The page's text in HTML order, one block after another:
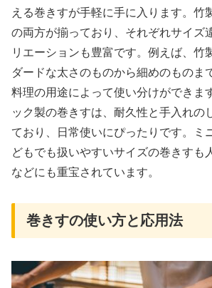
える巻きすが手軽に手に入ります。竹
の両方が揃っており、それぞれサイズ
リエーションも豊富です。例えば、竹
ダードな太さのものから細めのものま
料理の用途によって使い分けができま
ック製の巻きすは、耐久性と手入れの
ており、日常使いにぴったりです。ミ
どもでも扱いやすいサイズの巻きすも
などにも重宝されています。
巻きすの使い方と応用法